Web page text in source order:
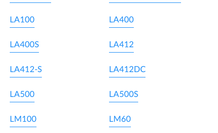
LA100 LA400
LA400S LA412
LA412-S LA412DC
LA500 LA500S
LM100 LM60